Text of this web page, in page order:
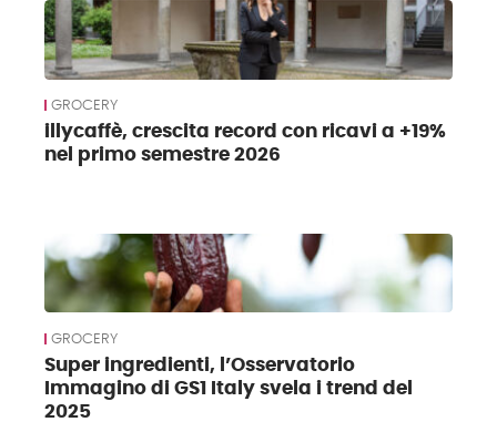
GROCERY
illycaffè, crescita record con ricavi a +19%
nel primo semestre 2026
GROCERY
Super ingredienti, l’Osservatorio
Immagino di GS1 Italy svela i trend del
2025